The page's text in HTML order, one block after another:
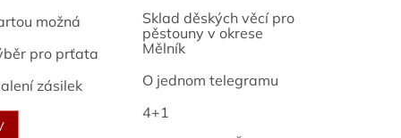
možná
pro prťata
zásilek
Sklad děských věcí pro
pěstouny v okrese
Mělník
O jednom telegramu
4+1